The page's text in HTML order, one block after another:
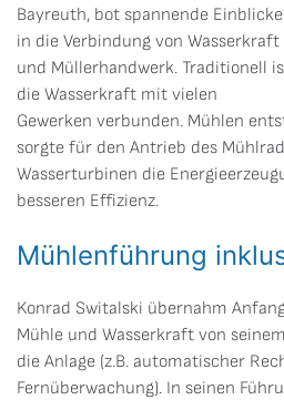
Bayreuth, bot spannende Einblicke
in die Verbindung von Wasserkraft
und Müllerhandwerk. Traditionell
die Wasserkraft mit vielen
Gewerken verbunden. Mühlen
sorgte für den Antrieb des
Wasserturbinen die
besseren Effizienz.
Mühlenführung
Konrad Switalski übernahm
Mühle und Wasserkraft von
die Anlage (z.B. automatischer
Fernüberwachung). In seinen